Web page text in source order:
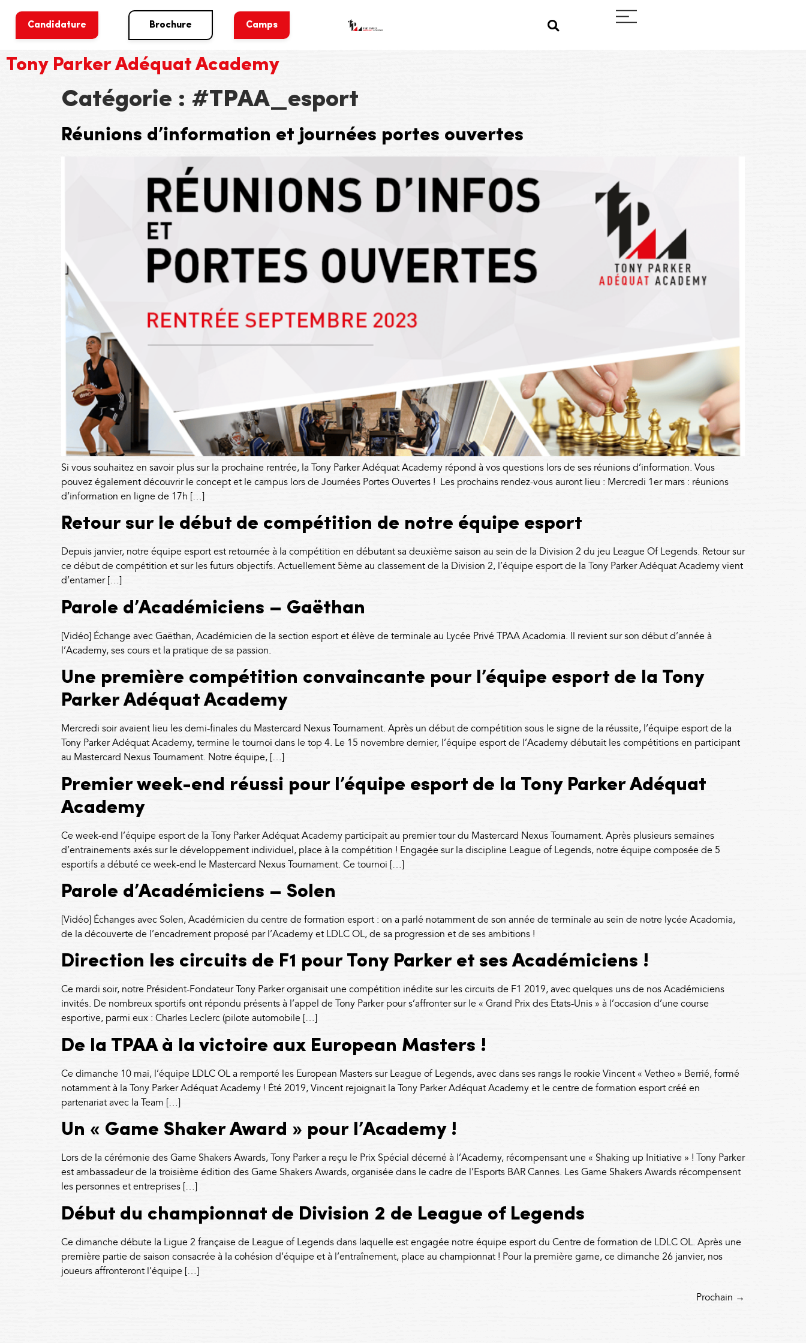
Candidature Brochure Camps
Tony Parker Adéquat Academy
Catégorie : #TPAA_esport
Réunions d’information et journées portes ouvertes
Si vous souhaitez en savoir plus sur la prochaine rentrée, la Tony Parker Adéquat Academy répond à vos questions lors de ses réunions d’information. Vous
pouvez également découvrir le concept et le campus lors de Journées Portes Ouvertes ! Les prochains rendez-vous auront lieu : Mercredi 1er mars : réunions
d’information en ligne de 17h […]
Retour sur le début de compétition de notre équipe esport
Depuis janvier, notre équipe esport est retournée à la compétition en débutant sa deuxième saison au sein de la Division 2 du jeu League Of Legends. Retour sur
ce début de compétition et sur les futurs objectifs. Actuellement 5ème au classement de la Division 2, l’équipe esport de la Tony Parker Adéquat Academy vient
d’entamer […]
Parole d’Académiciens – Gaëthan
[Vidéo] Échange avec Gaëthan, Académicien de la section esport et élève de terminale au Lycée Privé TPAA Acadomia. Il revient sur son début d’année à
l’Academy, ses cours et la pratique de sa passion.
Une première compétition convaincante pour l’équipe esport de la Tony
Parker Adéquat Academy
Mercredi soir avaient lieu les demi-finales du Mastercard Nexus Tournament. Après un début de compétition sous le signe de la réussite, l’équipe esport de la
Tony Parker Adéquat Academy, termine le tournoi dans le top 4. Le 15 novembre dernier, l’équipe esport de l’Academy débutait les compétitions en participant
au Mastercard Nexus Tournament. Notre équipe, […]
Premier week-end réussi pour l’équipe esport de la Tony Parker Adéquat
Academy
Ce week-end l’équipe esport de la Tony Parker Adéquat Academy participait au premier tour du Mastercard Nexus Tournament. Après plusieurs semaines
d’entrainements axés sur le développement individuel, place à la compétition ! Engagée sur la discipline League of Legends, notre équipe composée de 5
esportifs a débuté ce week-end le Mastercard Nexus Tournament. Ce tournoi […]
Parole d’Académiciens – Solen
[Vidéo] Échanges avec Solen, Académicien du centre de formation esport : on a parlé notamment de son année de terminale au sein de notre lycée Acadomia,
de la découverte de l’encadrement proposé par l’Academy et LDLC OL, de sa progression et de ses ambitions !
Direction les circuits de F1 pour Tony Parker et ses Académiciens !
Ce mardi soir, notre Président-Fondateur Tony Parker organisait une compétition inédite sur les circuits de F1 2019, avec quelques uns de nos Académiciens
invités. De nombreux sportifs ont répondu présents à l’appel de Tony Parker pour s’affronter sur le « Grand Prix des Etats-Unis » à l’occasion d’une course
esportive, parmi eux : Charles Leclerc (pilote automobile […]
De la TPAA à la victoire aux European Masters !
Ce dimanche 10 mai, l’équipe LDLC OL a remporté les European Masters sur League of Legends, avec dans ses rangs le rookie Vincent « Vetheo » Berrié, formé
notamment à la Tony Parker Adéquat Academy ! Été 2019, Vincent rejoignait la Tony Parker Adéquat Academy et le centre de formation esport créé en
partenariat avec la Team […]
Un « Game Shaker Award » pour l’Academy !
Lors de la cérémonie des Game Shakers Awards, Tony Parker a reçu le Prix Spécial décerné à l’Academy, récompensant une « Shaking up Initiative » ! Tony Parker
est ambassadeur de la troisième édition des Game Shakers Awards, organisée dans le cadre de l’Esports BAR Cannes. Les Game Shakers Awards récompensent
les personnes et entreprises […]
Début du championnat de Division 2 de League of Legends
Ce dimanche débute la Ligue 2 française de League of Legends dans laquelle est engagée notre équipe esport du Centre de formation de LDLC OL. Après une
première partie de saison consacrée à la cohésion d’équipe et à l’entraînement, place au championnat ! Pour la première game, ce dimanche 26 janvier, nos
joueurs affronteront l’équipe […]
Prochain →